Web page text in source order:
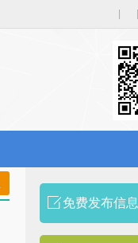
免费发布信息